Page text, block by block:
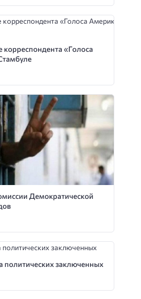
«Голоса
Демократической
политических заключенных